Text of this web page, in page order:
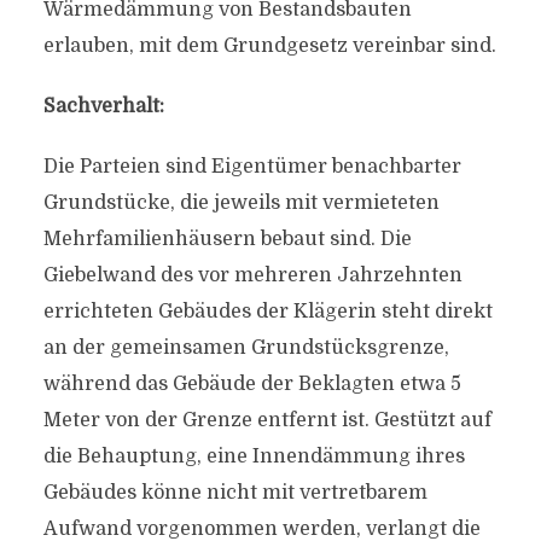
Wärmedämmung von Bestandsbauten
erlauben, mit dem Grundgesetz vereinbar sind.
Sachverhalt:
Die Parteien sind Eigentümer benachbarter
Grundstücke, die jeweils mit vermieteten
Mehrfamilienhäusern bebaut sind. Die
Giebelwand des vor mehreren Jahrzehnten
errichteten Gebäudes der Klägerin steht direkt
an der gemeinsamen Grundstücksgrenze,
während das Gebäude der Beklagten etwa 5
Meter von der Grenze entfernt ist. Gestützt auf
die Behauptung, eine Innendämmung ihres
Gebäudes könne nicht mit vertretbarem
Aufwand vorgenommen werden, verlangt die